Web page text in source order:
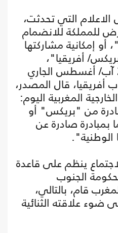
التي تحدثت،
للمملكة للانضمام
إمكانية مشاركتها
أفريقيا"،
المرتقب عقده يوم 24 آب/ أغسطس الجاري
قال المصدر،
المغربية اليوم:
من "بريكس" أو
بمبادرة صادرة عن
الوطنية".
ينظم على قاعدة
الجنوب
قام، بالتالي،
ضوء علاقته الثنائية